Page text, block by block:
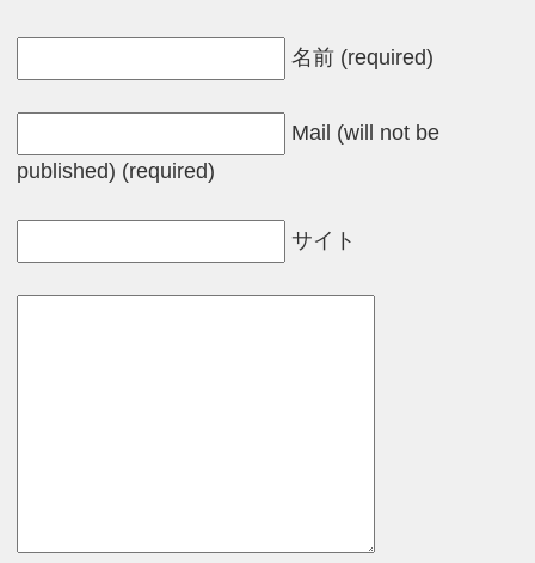
名前 (required)
Mail (will not be
published) (required)
サイト